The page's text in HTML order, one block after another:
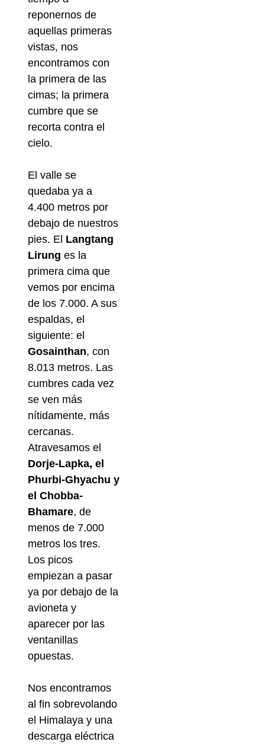
reponernos de
aquellas primeras
vistas, nos
encontramos con
la primera de las
cimas; la primera
cumbre que se
recorta contra el
cielo.
El valle se
quedaba ya a
4.400 metros por
debajo de nuestros
pies. El Langtang
Lirung es la
primera cima que
vemos por encima
de los 7.000. A sus
espaldas, el
siguiente: el
Gosainthan, con
8.013 metros. Las
cumbres cada vez
se ven más
nítidamente, más
cercanas.
Atravesamos el
Dorje-Lapka, el
Phurbi-Ghyachu y
el Chobba-
Bhamare, de
menos de 7.000
metros los tres.
Los picos
empiezan a pasar
ya por debajo de la
avioneta y
aparecer por las
ventanillas
opuestas.
Nos encontramos
al fin sobrevolando
el Himalaya y una
descarga eléctrica